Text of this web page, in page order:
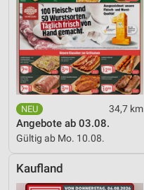
34,7 km
Angebote ab 03.08.
Gültig ab Mo. 10.08.
Kaufland
Funktional
Werbung